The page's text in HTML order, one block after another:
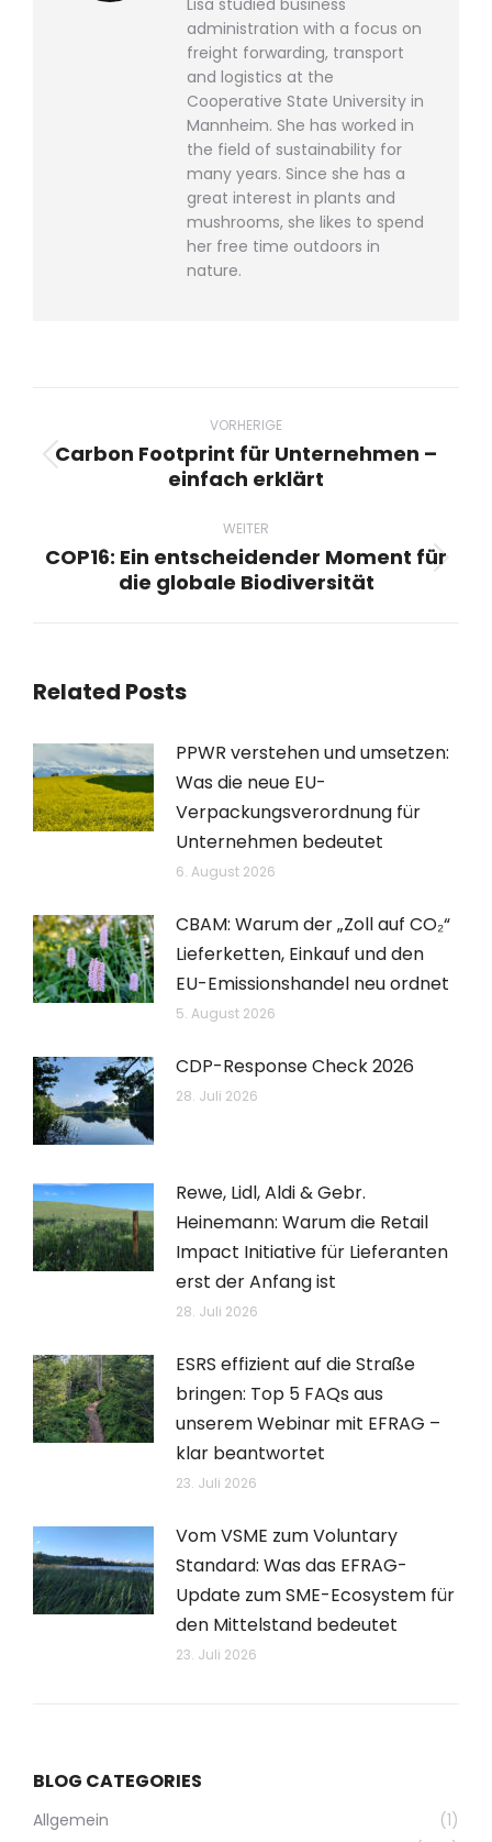
Lisa studied business
administration with a focus on
freight forwarding, transport
and logistics at the
Cooperative State University in
Mannheim. She has worked in
the field of sustainability for
many years. Since she has a
great interest in plants and
mushrooms, she likes to spend
her free time outdoors in
nature.
VORHERIGE
Vorheriger
Carbon Footprint für Unternehmen –
einfach erklärt
WEITER
Nächster
COP16: Ein entscheidender Moment für
die globale Biodiversität
Related Posts
PPWR verstehen und umsetzen:
Was die neue EU-
Verpackungsverordnung für
Unternehmen bedeutet
6. August 2026
CBAM: Warum der „Zoll auf CO₂“
Lieferketten, Einkauf und den
EU-Emissionshandel neu ordnet
5. August 2026
CDP-Response Check 2026
28. Juli 2026
Rewe, Lidl, Aldi & Gebr.
Heinemann: Warum die Retail
Impact Initiative für Lieferanten
erst der Anfang ist
28. Juli 2026
ESRS effizient auf die Straße
bringen: Top 5 FAQs aus
unserem Webinar mit EFRAG –
klar beantwortet
23. Juli 2026
Vom VSME zum Voluntary
Standard: Was das EFRAG-
Update zum SME-Ecosystem für
den Mittelstand bedeutet
23. Juli 2026
BLOG CATEGORIES
Allgemein
(1)